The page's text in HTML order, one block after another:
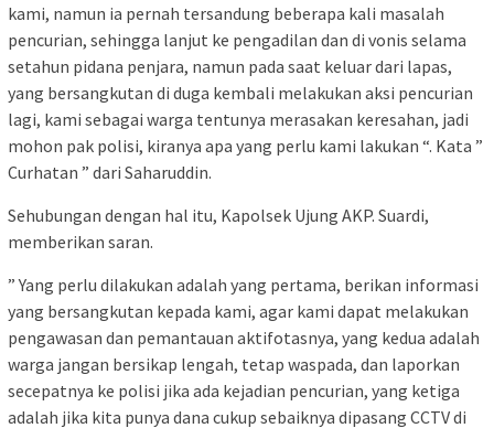
kami, namun ia pernah tersandung beberapa kali masalah
pencurian, sehingga lanjut ke pengadilan dan di vonis selama
setahun pidana penjara, namun pada saat keluar dari lapas,
yang bersangkutan di duga kembali melakukan aksi pencurian
lagi, kami sebagai warga tentunya merasakan keresahan, jadi
mohon pak polisi, kiranya apa yang perlu kami lakukan “. Kata ”
Curhatan ” dari Saharuddin.
Sehubungan dengan hal itu, Kapolsek Ujung AKP. Suardi,
memberikan saran.
” Yang perlu dilakukan adalah yang pertama, berikan informasi
yang bersangkutan kepada kami, agar kami dapat melakukan
pengawasan dan pemantauan aktifotasnya, yang kedua adalah
warga jangan bersikap lengah, tetap waspada, dan laporkan
secepatnya ke polisi jika ada kejadian pencurian, yang ketiga
adalah jika kita punya dana cukup sebaiknya dipasang CCTV di